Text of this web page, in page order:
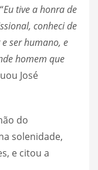
Eu tive a honra de
conheci de
ser humano, e
homem que
José
do
solenidade,
e citou a